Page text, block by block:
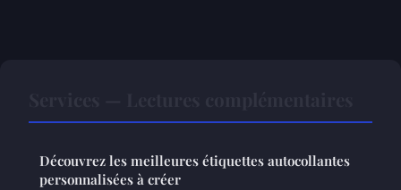
Découvrez les meilleures étiquettes autocollantes
personnalisées à créer